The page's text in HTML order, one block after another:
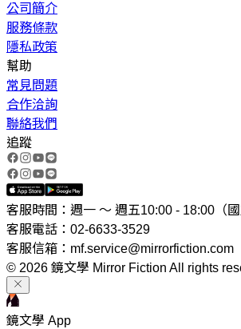
公司簡介
服務條款
隱私政策
幫助
常見問題
合作洽詢
聯絡我們
追蹤
客服時間：週一 ～ 週五10:00 - 18:00（國
客服電話：02-6633-3529
客服信箱：mf.service@mirrorfiction.com
© 2026 鏡文學 Mirror Fiction All rights
鏡文學 App